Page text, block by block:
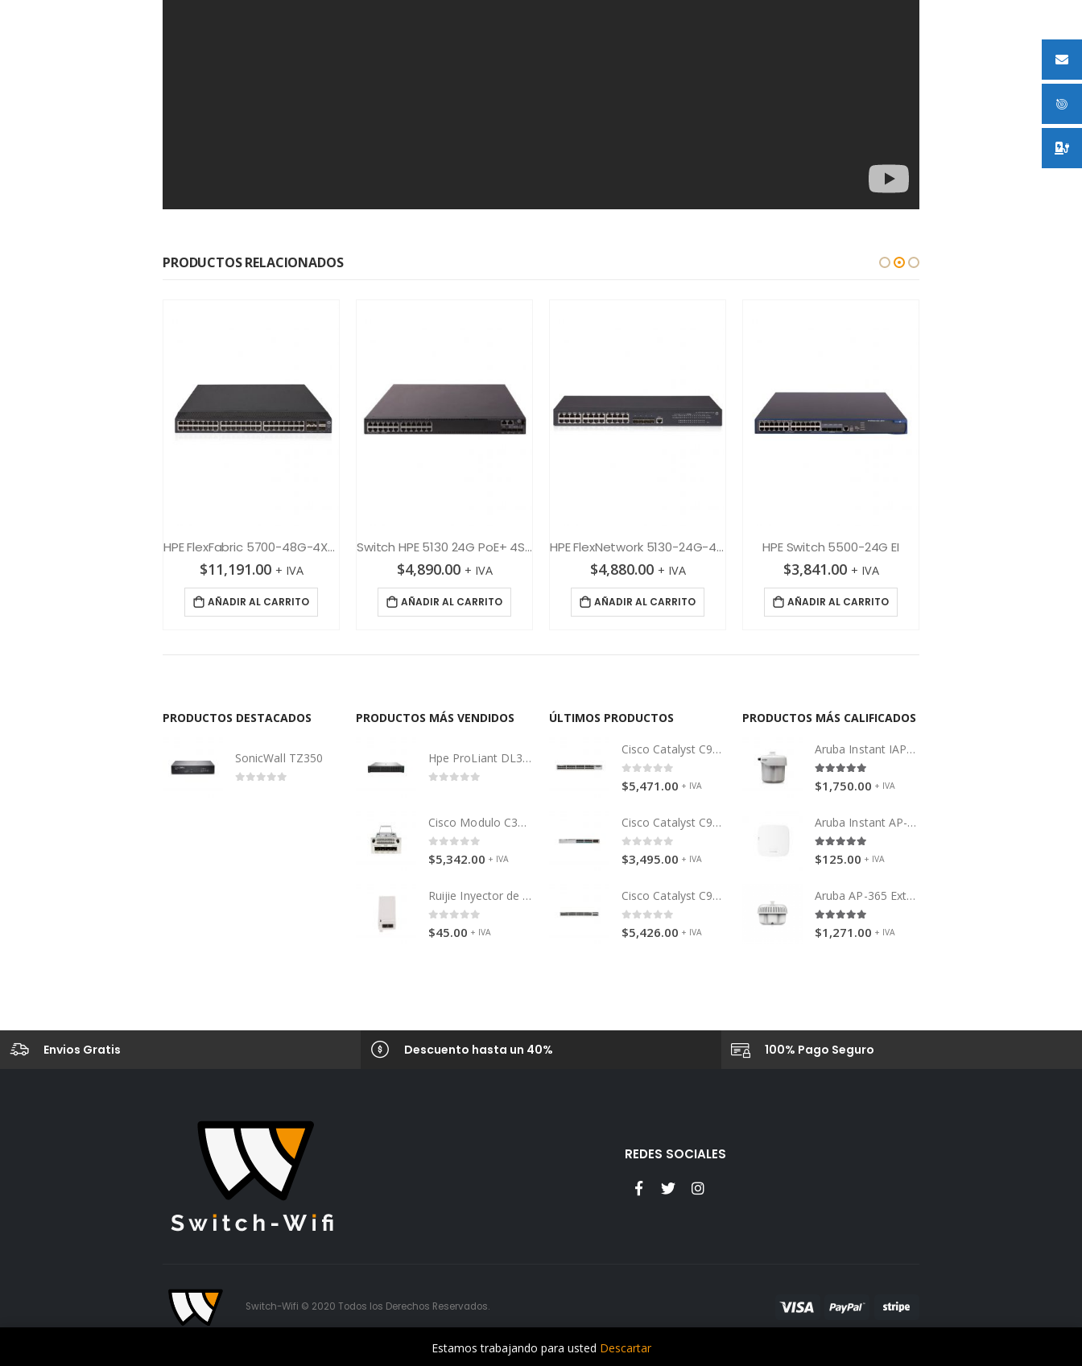
PRODUCTOS RELACIONADOS
HPE FlexFabric 5700-48G-4XG 2QSFP+
$11,191.00 + IVA
AÑADIR AL CARRITO
Switch HPE 5130 24G PoE+ 4SFP+ 1-slot HI
$4,890.00 + IVA
AÑADIR AL CARRITO
HPE FlexNetwork 5130-24G-4SFP+ EI
$4,880.00 + IVA
AÑADIR AL CARRITO
HPE Switch 5500-24G EI
$3,841.00 + IVA
AÑADIR AL CARRITO
PRODUCTOS DESTACADOS
SonicWall TZ350
PRODUCTOS MÁS VENDIDOS
Hpe ProLiant DL380 Gen10, 2,1 GHz, 4110, 16 GB, DDR4-SDRAM, Bastidor (2U)
Cisco Modulo C3850-NM-4-10G
0
$5,342.00 + IVA
Ruijie Inyector de energía RG-E-120
0
$45.00 + IVA
ÚLTIMOS PRODUCTOS
Cisco Catalyst C9300-48P (PoE)
0
$5,471.00 + IVA
Cisco Catalyst C9300-24P (PoE)
0
$3,495.00 + IVA
Cisco Catalyst C9200-48P (PoE)
0
$5,426.00 + IVA
PRODUCTOS MÁS CALIFICADOS
Aruba Instant IAP-275 (RW)
5.00
$1,750.00 + IVA
Aruba Instant AP-11
5.00
$125.00 + IVA
Aruba AP-365 Exteriores
5.00
$1,271.00 + IVA
Envios Gratis Descuento hasta un 40% 100% Pago Seguro
REDES SOCIALES
Switch-Wifi © 2020 Todos los Derechos Reservados.
Estamos trabajando para usted Descartar